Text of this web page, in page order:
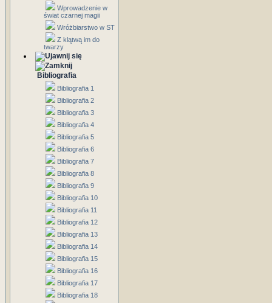
Wprowadzenie w
świat czarnej magii
Wróżbiarstwo w ST
Z klątwą im do
twarzy
Bibliografia
Bibliografia 1
Bibliografia 2
Bibliografia 3
Bibliografia 4
Bibliografia 5
Bibliografia 6
Bibliografia 7
Bibliografia 8
Bibliografia 9
Bibliografia 10
Bibliografia 11
Bibliografia 12
Bibliografia 13
Bibliografia 14
Bibliografia 15
Bibliografia 16
Bibliografia 17
Bibliografia 18